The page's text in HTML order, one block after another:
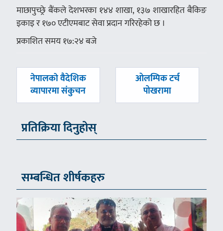
माछापुच्छ्रे बैंकले देशभरका १४४ शाखा, १३७ शाखारहित बैकिङ
इकाइ र १७० एटीएमबाट सेवा प्रदान गरिरहेको छ ।
प्रकाशित समय १७:२४ बजे
पछिल्लाे
-
नेपालकाे वैदेशिक
व्यापारमा संकुचन
अघिल्लाे
ओलम्पिक टर्च
पोखरामा
प्रतिक्रिया दिनुहोस्
सम्बन्धित शीर्षकहरु